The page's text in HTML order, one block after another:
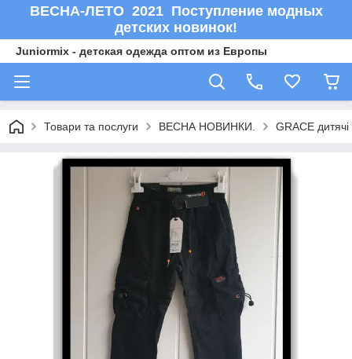
ВЕСНА-ЛЕТО 2021 Поступление модных
детских новинок!
Juniormix - детская одежда оптом из Европы
Товари та послуги ВЕСНА НОВИНКИ. GRACE